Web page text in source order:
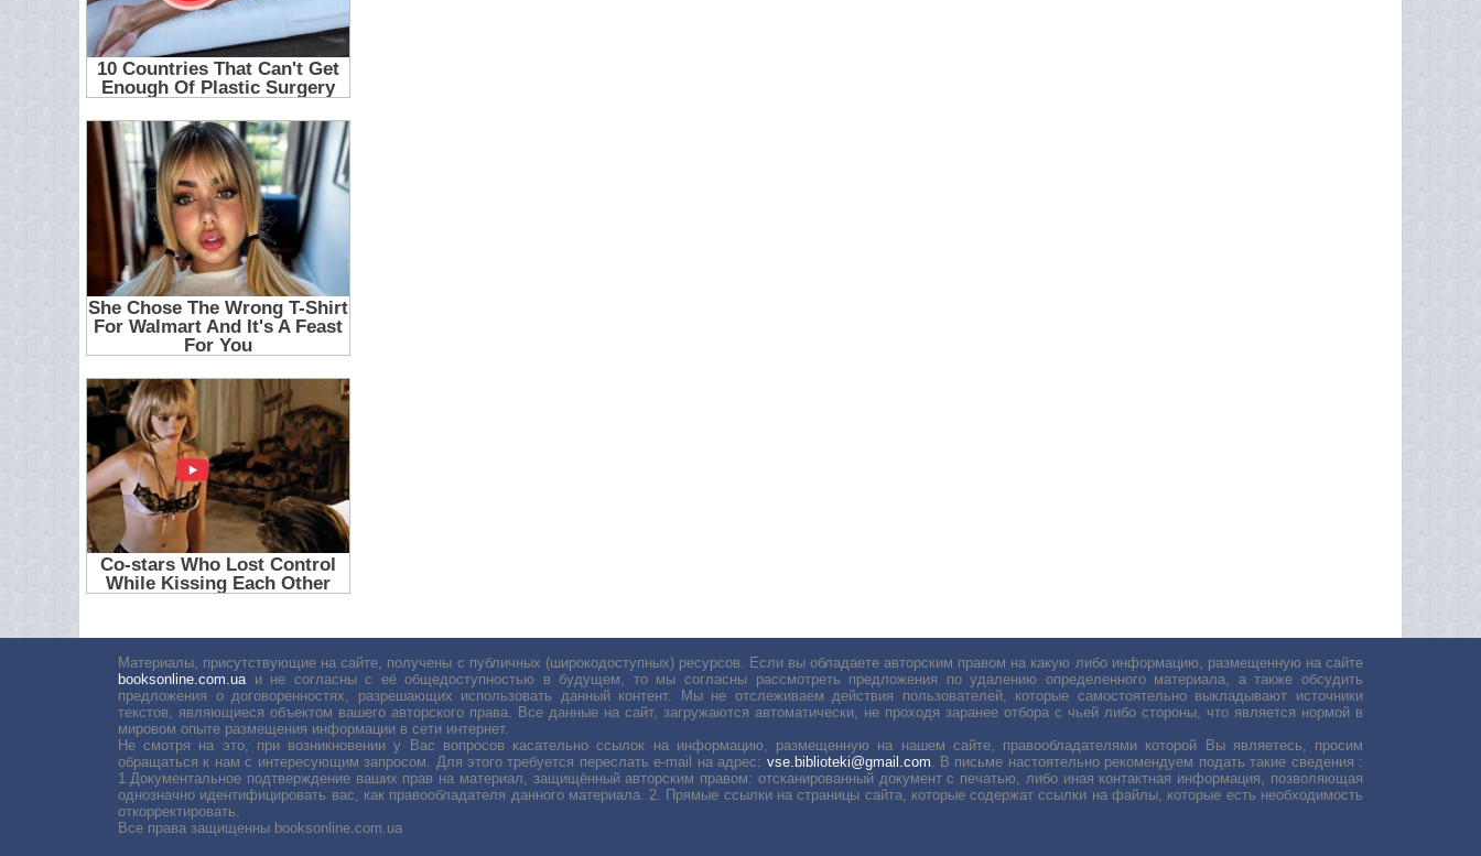
Материалы, присутствующие на сайте, получены с публичных (широкодоступных) ресурсов. Если вы обладаете авторским правом на какую либо информацию, размещенную на сайте
booksonline.com.uaи не согласны с её общедоступностью в будущем, то мы согласны рассмотреть предложения по удалению определенного материала, а также обсудить
предложения о договоренностях, разрешающих использовать данный контент. Мы не отслеживаем действия пользователей, которые самостоятельно выкладывают источники
текстов, являющиеся объектом вашего авторского права. Все данные на сайт, загружаются автоматически, не проходя заранее отбора с чьей либо стороны, что является нормой в
мировом опыте размещения информации в сети интернет.
Не смотря на это, при возникновении у Вас вопросов касательно ссылок на информацию, размещенную на нашем сайте, правообладателями которой Вы являетесь, просим
обращаться к нам с интересующим запросом. Для этого требуется переслать е-mail на адрес: vse.biblioteki@gmail.com. В письме настоятельно рекомендуем подать такие сведения :
1.Документальное подтверждение ваших прав на материал, защищённый авторским правом: отсканированный документ с печатью, либо иная контактная информация, позволяющая
однозначно идентифицировать вас, как правообладателя данного материала. 2. Прямые ссылки на страницы сайта, которые содержат ссылки на файлы, которые есть необходимость
откорректировать.
Все права защищенны booksonline.com.ua